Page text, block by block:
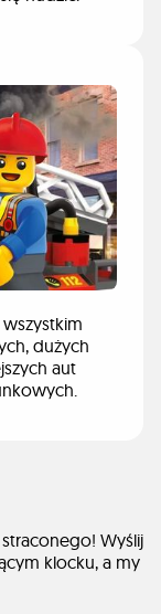
dużych
aut
Wyślij
klocku, a my